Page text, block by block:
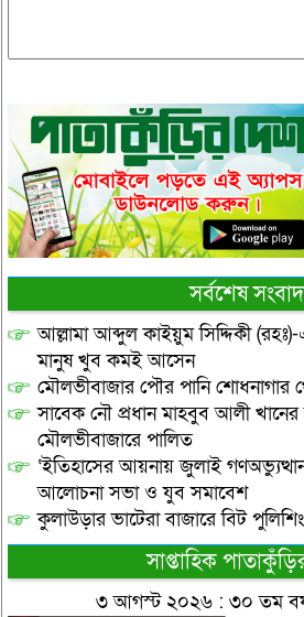
সর্বশেষ সংবাদ
আল্লামা আব্দুল কাইয়ুম সিদ্দিকী
মানুষ খুব কমই আসেন
মৌলভীবাজার পৌর পানি শোধনাগার
সাবেক নৌ প্রধান মাহবুব আলী খানের
মৌলভীবাজারে পালিত
‘ইতিহাসের আয়নায় জুলাই গণঅভ্যুত্থান’
আলোচনা সভা ও যুব সমাবেশ
কুলাউড়ার ভাটেরা বাজারে বিট
সাপ্তাহিক
৩ আগস্ট ২০২৬ : ৩০ তম